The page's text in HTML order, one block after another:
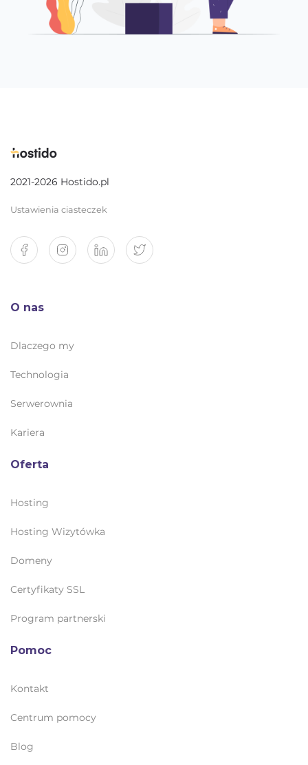
2021-2026 Hostido.pl
Ustawienia ciasteczek
O nas
Dlaczego my
Technologia
Serwerownia
Kariera
Oferta
Hosting
Hosting Wizytówka
Domeny
Certyfikaty SSL
Program partnerski
Pomoc
Kontakt
Centrum pomocy
Blog